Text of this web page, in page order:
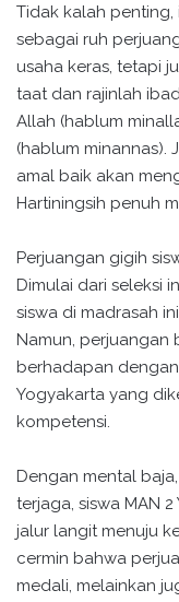
Tidak kalah penting,
sebagai ruh
usaha keras, tetapi
taat dan rajinlah
Allah (hablum
(hablum minannas).
amal baik akan
Hartiningsih penuh
Perjuangan gigih
Dimulai dari seleksi
siswa di madrasah
Namun, perjuangan
berhadapan
Yogyakarta yang
kompetensi.
Dengan mental
terjaga, siswa MAN
jalur langit menuju
cermin bahwa
medali, melainkan